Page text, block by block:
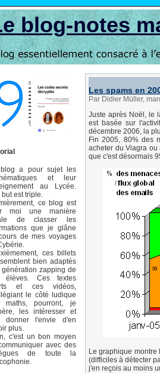
blog-notes
a pour sujet les
et leur
au Lycée.
but est triple.
ce blog est
moi une manière
de classer les
que je glâne
de mes voyages
ces billets
bien adaptés
zapping de
élèves. Ces textes
et ces vidéos,
le côté ludique
maths, pourront, je
les intéresser et
donner l'envie d'en
plus.
c'est un bon moyen
avec des
de toute la
Les spams en
Par Didier Müller,
Juste après Noël, le
est basée sur
décembre 2006, la
Fin 2005, 80% des
acheter du Viagra
que c'est désormais
Le graphique montre
(difficiles à détecter
j'en reçois au moins